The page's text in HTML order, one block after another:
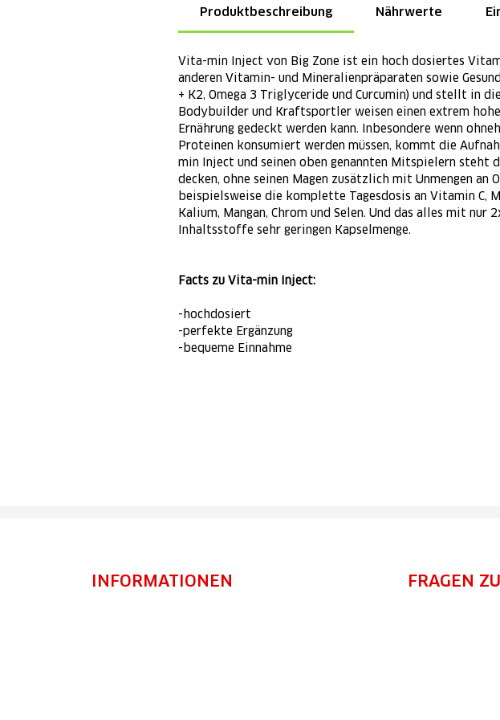
Produktbeschreibung Nährwerte
Vita-min Inject von Big Zone ist ein hoch dosiertes
anderen Vitamin- und Mineralienpräparaten sowie
+ K2, Omega 3 Triglyceride und Curcumin) und stellt in
Bodybuilder und Kraftsportler weisen einen extrem
Ernährung gedeckt werden kann. Inbesondere wenn
Proteinen konsumiert werden müssen, kommt die
min Inject und seinen oben genannten Mitspielern steht
decken, ohne seinen Magen zusätzlich mit Unmengen
beispielsweise die komplette Tagesdosis an Vitamin C,
Kalium, Mangan, Chrom und Selen. Und das alles mit
Inhaltsstoffe sehr geringen Kapselmenge.
Facts zu Vita-min Inject:
-hochdosiert
-perfekte Ergänzung
-bequeme Einnahme
INFORMATIONEN FRAGEN